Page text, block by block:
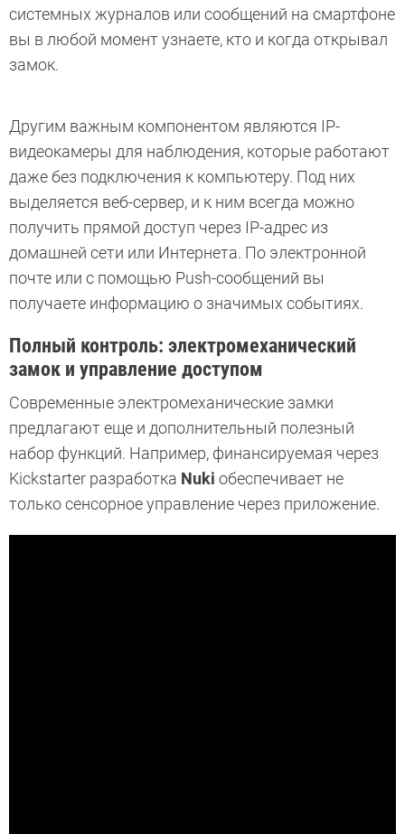
системных журналов или сообщений на смартфоне
вы в любой момент узнаете, кто и когда открывал
замок.
Другим важным компонентом являются IP-
видеокамеры для наблюдения, которые работают
даже без подключения к компьютеру. Под них
выделяется веб-сервер, и к ним всегда можно
получить прямой доступ через IP-адрес из
домашней сети или Интернета. По электронной
почте или с помощью Push-сообщений вы
получаете информацию о значимых событиях.
Полный контроль: электромеханический
замок и управление доступом
Современные электромеханические замки
предлагают еще и дополнительный полезный
набор функций. Например, финансируемая через
Kickstarter разработка Nuki обеспечивает не
только сенсорное управление через приложение.